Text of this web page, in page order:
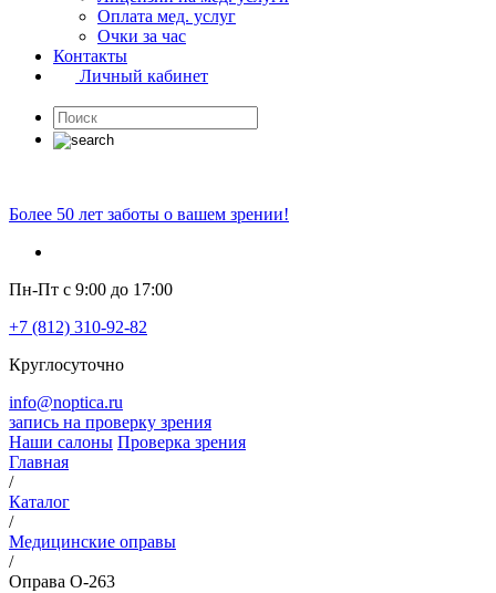
Оплата мед. услуг
Очки за час
Контакты
Личный кабинет
Более 50 лет заботы о вашем зрении!
Пн-Пт с 9:00 до 17:00
+7 (812) 310-92-82
Круглосуточно
info@noptica.ru
запись на проверку зрения
Наши салоны Проверка зрения
Главная
/
Каталог
/
Медицинские оправы
/
Оправа O-263